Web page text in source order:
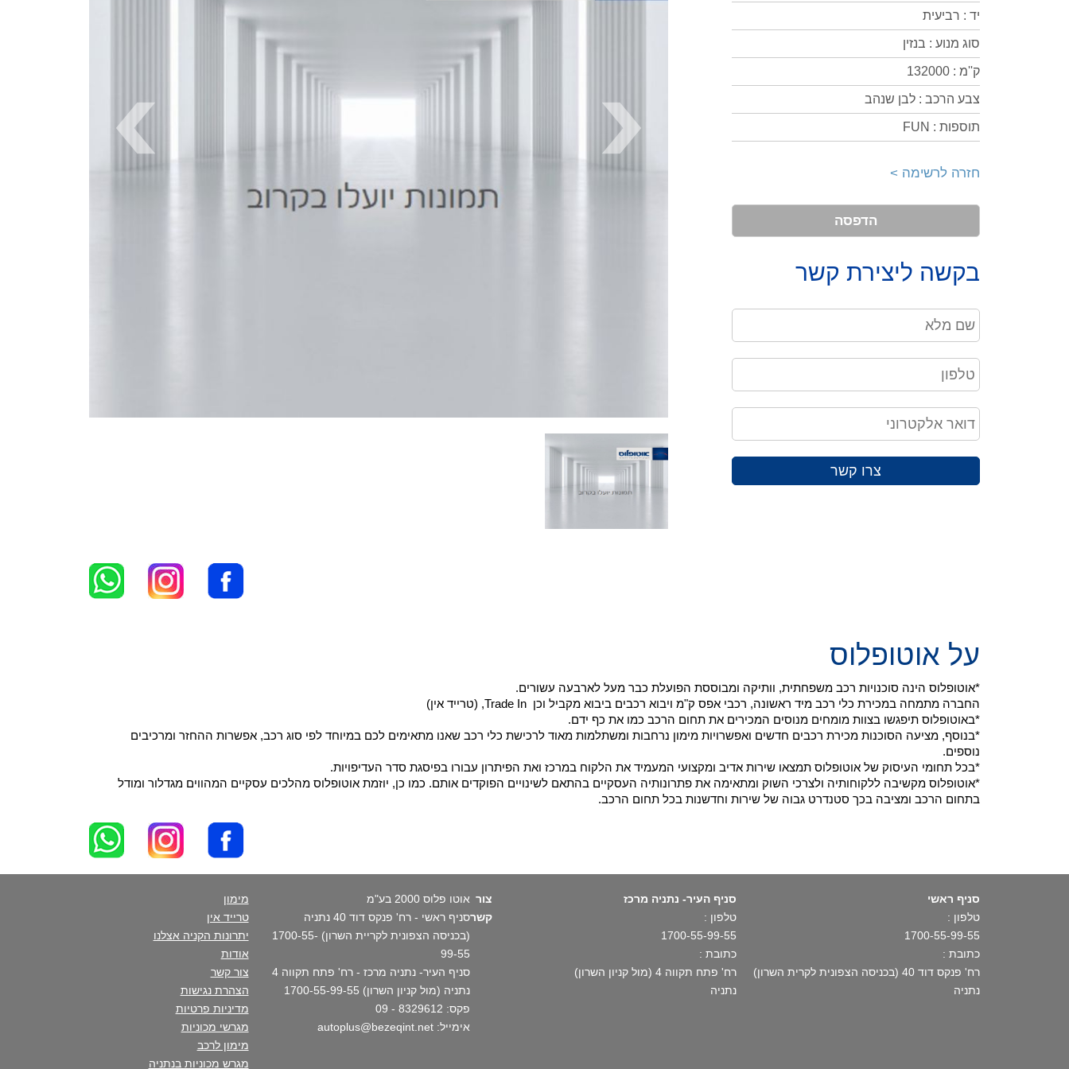
יד : רביעית
סוג מנוע : בנזין
ק''מ : 132000
צבע הרכב : לבן שנהב
תוספות : FUN
חזרה לרשימה >
הדפסה
בקשה ליצירת קשר
צרו קשר
על אוטופלוס
*אוטופלוס הינה סוכנויות רכב משפחתית, וותיקה ומבוססת הפועלת כבר מעל לארבעה עשורים.
החברה מתמחה במכירת כלי רכב מיד ראשונה, רכבי אפס ק"מ ויבוא רכבים ביבוא מקביל וכן Trade In, (טרייד אין)
*באוטופלוס תיפגשו בצוות מומחים מנוסים המכירים את תחום הרכב כמו את כף ידם.
*בנוסף, מציעה הסוכנות מכירת רכבים חדשים ואפשרויות מימון נרחבות ומשתלמות מאוד לרכישת כלי רכב שאנו מתאימים לכם במיוחד לפי סוג רכב, אפשרות ההחזר ומרכיבים
נוספים.
*בכל תחומי העיסוק של אוטופלוס תמצאו שירות אדיב ומקצועי המעמיד את הלקוח במרכז ואת הפיתרון עבורו בפיסגת סדר העדיפויות.
*אוטופלוס מקשיבה ללקוחותיה ולצרכי השוק ומתאימה את פתרונותיה העסקיים בהתאם לשינויים הפוקדים אותם. כמו כן, יוזמת אוטופלוס מהלכים עסקיים המהווים מגדלור ומודל
בתחום הרכב ומציבה בכך סטנדרט גבוה של שירות וחדשנות בכל תחום הרכב.
סניף ראשי
טלפון :
1700-55-99-55
כתובת :
רח' פנקס דוד 40 (בכניסה הצפונית לקרית השרון)
נתניה
סניף העיר- נתניה מרכז
טלפון :
1700-55-99-55
כתובת :
רח' פתח תקווה 4 (מול קניון השרון)
נתניה
צור
קשר
אוטו פלוס 2000 בע"מ
סניף ראשי - רח' פנקס דוד 40 נתניה
(בכניסה הצפונית לקריית השרון) 1700-55-
99-55
סניף העיר- נתניה מרכז - רח' פתח תקווה 4
נתניה (מול קניון השרון) 1700-55-99-55
פקס: 8329612 - 09
אימייל: autoplus@bezeqint.net
מימון
טרייד אין
יתרונות הקניה אצלנו
אודות
צור קשר
הצהרת נגישות
מדיניות פרטיות
מגרשי מכוניות
מימון לרכב
מגרש מכוניות בנתניה